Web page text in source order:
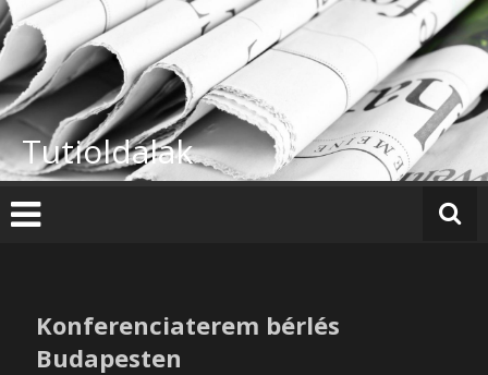
Skip
to
content
Tutioldalak
Konferenciaterem bérlés
Budapesten